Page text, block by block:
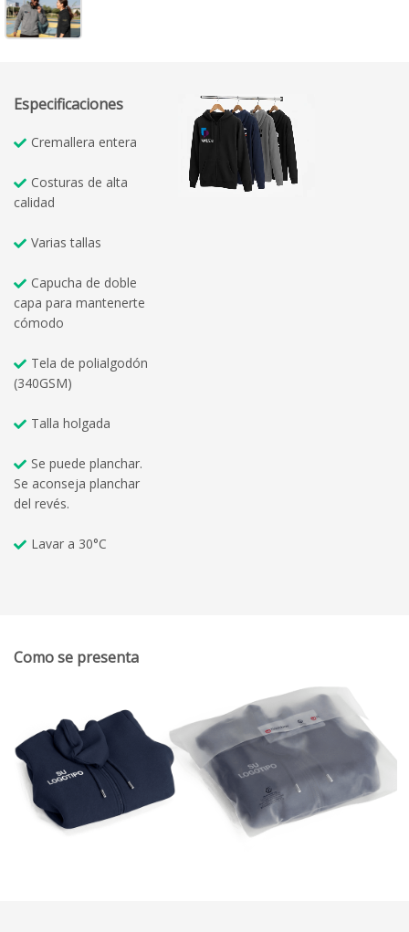
Especificaciones
Cremallera entera
Costuras de alta
calidad
Varias tallas
Capucha de doble
capa para mantenerte
cómodo
Tela de polialgodón
(340GSM)
Talla holgada
Se puede planchar.
Se aconseja planchar
del revés.
Lavar a 30°C
Como se presenta